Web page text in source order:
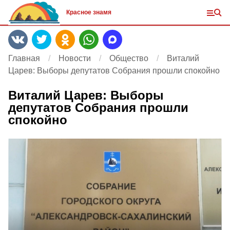
Красное знамя
Главная Новости Общество
Виталий
Царев: Выборы депутатов Собрания прошли спокойно
Виталий Царев: Выборы
депутатов Собрания прошли
спокойно